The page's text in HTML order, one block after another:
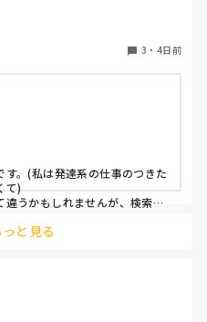
求人が
ェック
のもあって、、
いのは
3 ・ 4日前
。(私は発達系の仕事のつきた
て)
うかもしれませんが、検索し
と見る